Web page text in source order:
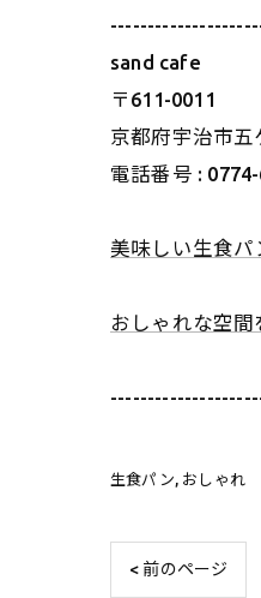
sand cafe
〒611-0011
京都府宇治市五
電話番号 :
美味しい生食
おしゃれな空
生食パン おしゃれ
< 前のページ